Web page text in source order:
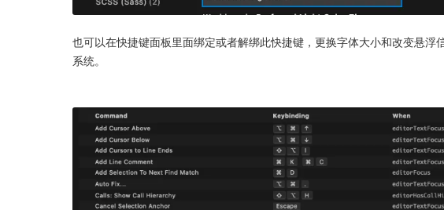
也可以在快捷键面板里面绑定或者解绑此快捷键，更换字体大小和改变悬
系统。